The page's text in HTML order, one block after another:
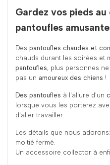
Gardez vos pieds
pantoufles
Des pantoufles chaudes et
chauds durant les soirées et
pantoufles, plus personnes
pas un amoureux des chiens !
Des pantoufles à l'allure d'un
lorsque vous les porterez
d'aller travailler.
Les détails que nous
moitié fermé.
Un accessoire collector à